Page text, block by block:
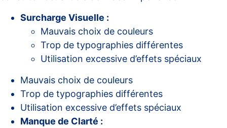
Surcharge Visuelle :
Mauvais choix de couleurs
Trop de typographies différentes
Utilisation excessive d’effets spéciaux
Mauvais choix de couleurs
Trop de typographies différentes
Utilisation excessive d’effets spéciaux
Manque de Clarté :